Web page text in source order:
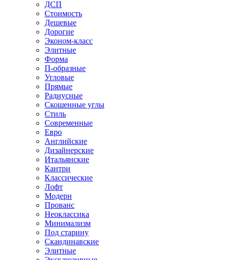
ДСП
Стоимость
Дешевые
Дорогие
Эконом-класс
Элитные
Форма
П-образные
Угловые
Прямые
Радиусные
Скошенные углы
Стиль
Современные
Евро
Английские
Дизайнерские
Итальянские
Кантри
Классические
Лофт
Модерн
Прованс
Неоклассика
Минимализм
Под старину
Скандинавские
Элитные